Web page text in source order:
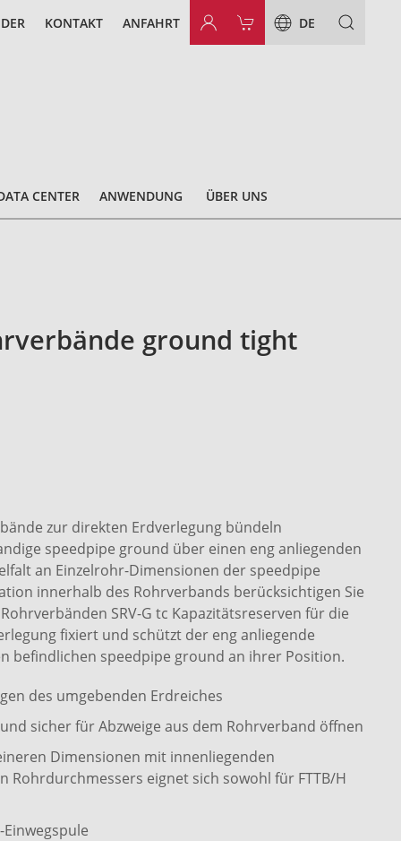
KONTAKT ANFAHRT DE
CENTER ANWENDUNG ÜBER UNS
ground tight
zur direkten Erdverlegung bündeln
speedpipe ground über einen eng anliegenden
an Einzelrohr-Dimensionen der speedpipe
innerhalb des Rohrverbands berücksichtigen Sie
SRV-G tc Kapazitätsreserven für die
fixiert und schützt der eng anliegende
befindlichen speedpipe ground an ihrer Position.
des umgebenden Erdreiches
sicher für Abzweige aus dem Rohrverband öffnen
Dimensionen mit innenliegenden
Rohrdurchmessers eignet sich sowohl für FTTB/H